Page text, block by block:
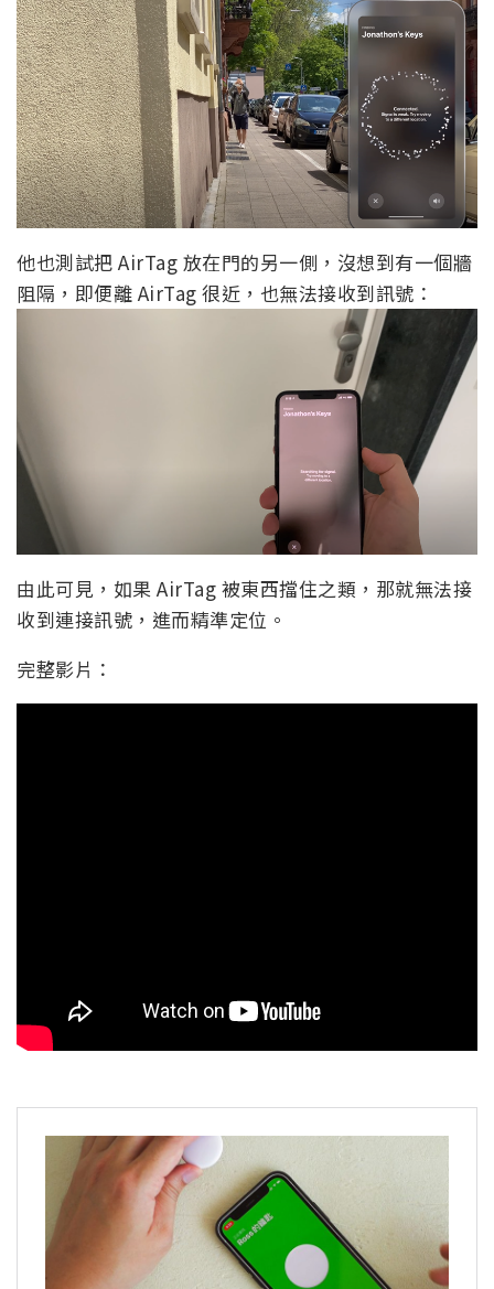
他也測試把 AirTag 放在門的另一側，沒想到有一個牆
阻隔，即便離 AirTag 很近，也無法接收到訊號：
由此可見，如果 AirTag 被東西擋住之類，那就無法接
收到連接訊號，進而精準定位。
完整影片：